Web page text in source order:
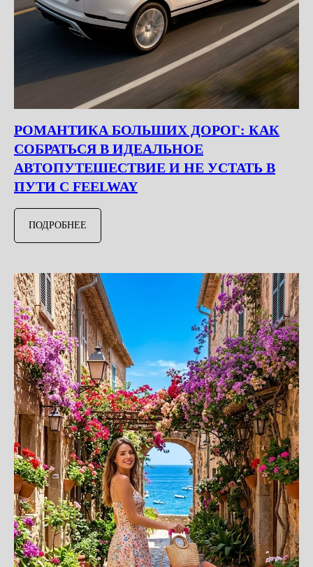
РОМАНТИКА БОЛЬШИХ ДОРОГ: КАК
СОБРАТЬСЯ В ИДЕАЛЬНОЕ
АВТОПУТЕШЕСТВИЕ И НЕ УСТАТЬ В
ПУТИ С FEELWAY
ПОДРОБНЕЕ